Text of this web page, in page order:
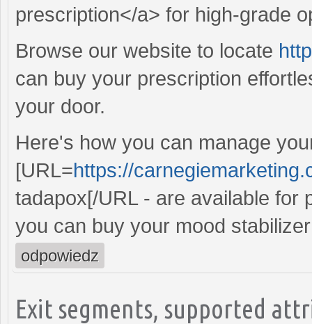
prescription</a> for high-grade
Browse our website to locate
can buy your prescription
your door.
Here's how you can manage
[URL=https://
tadapox[/URL - are available for
you can buy your mood
odpowiedz
Exit segments, supported